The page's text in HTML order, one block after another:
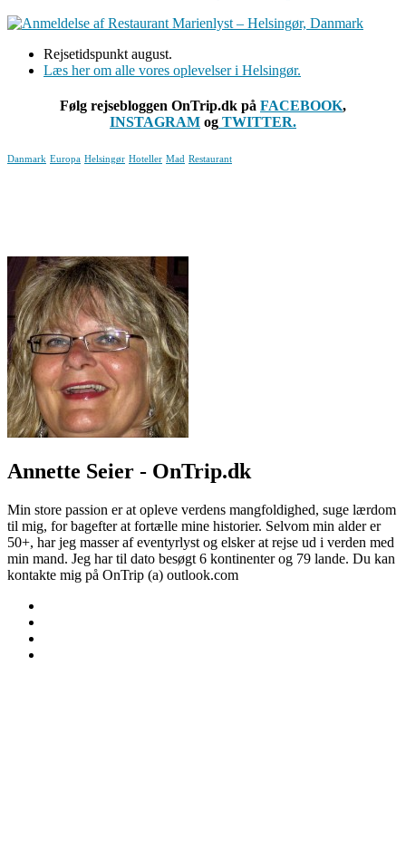
Rejsetidspunkt august.
Læs her om alle vores oplevelser i Helsingør.
Følg rejsebloggen OnTrip.dk på FACEBOOK,
INSTAGRAM og TWITTER.
Danmark Europa Helsingør Hoteller Mad Restaurant
Annette Seier - OnTrip.dk
Min store passion er at opleve verdens mangfoldighed, suge lærdom
til mig, for bagefter at fortælle mine historier. Selvom min alder er
50+, har jeg masser af eventyrlyst og elsker at rejse ud i verden med
min mand. Jeg har til dato besøgt 6 kontinenter og 79 lande. Du kan
kontakte mig på OnTrip (a) outlook.com